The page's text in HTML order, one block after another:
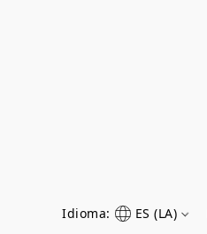
Idioma: ES (LA)